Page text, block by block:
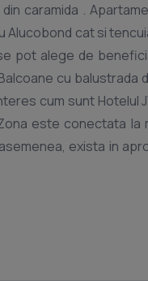
caramida .
Alucobond cat si
pot alege de
cu
cum sunt Hotelul
este conectata
exista in
convenientele
+ tva -parcare
Pentru mai multe